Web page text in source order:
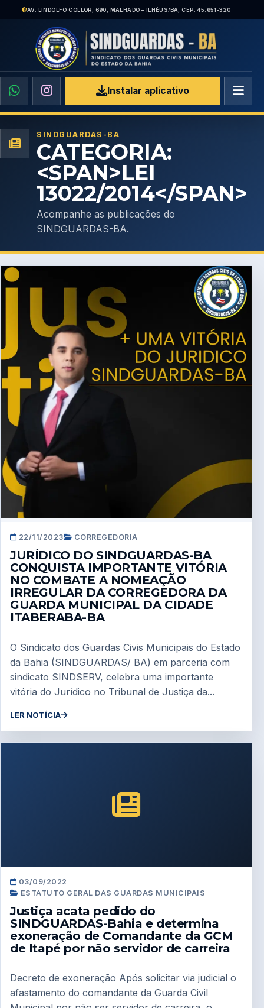
AV. LINDOLFO COLLOR, 690, MALHADO – ILHÉUS/BA, CEP: 45.651-320
Instalar aplicativo
SINDGUARDAS-BA
CATEGORIA:
<SPAN>LEI
13022/2014</SPAN>
Acompanhe as publicações do
SINDGUARDAS-BA.
22/11/2023 CORREGEDORIA
JURÍDICO DO SINDGUARDAS-BA
CONQUISTA IMPORTANTE VITÓRIA
NO COMBATE A NOMEAÇÃO
IRREGULAR DA CORREGEDORA DA
GUARDA MUNICIPAL DA CIDADE
ITABERABA-BA
O Sindicato dos Guardas Civis Municipais do Estado
da Bahia (SINDGUARDAS/ BA) em parceria com
sindicato SINDSERV, celebra uma importante
vitória do Jurídico no Tribunal de Justiça da...
LER NOTÍCIA
03/09/2022
ESTATUTO GERAL DAS GUARDAS MUNICIPAIS
Justiça acata pedido do
SINDGUARDAS-Bahia e determina
exoneração de Comandante da GCM
de Itapé por não servidor de carreira
Decreto de exoneração Após solicitar via judicial o
afastamento do comandante da Guarda Civil